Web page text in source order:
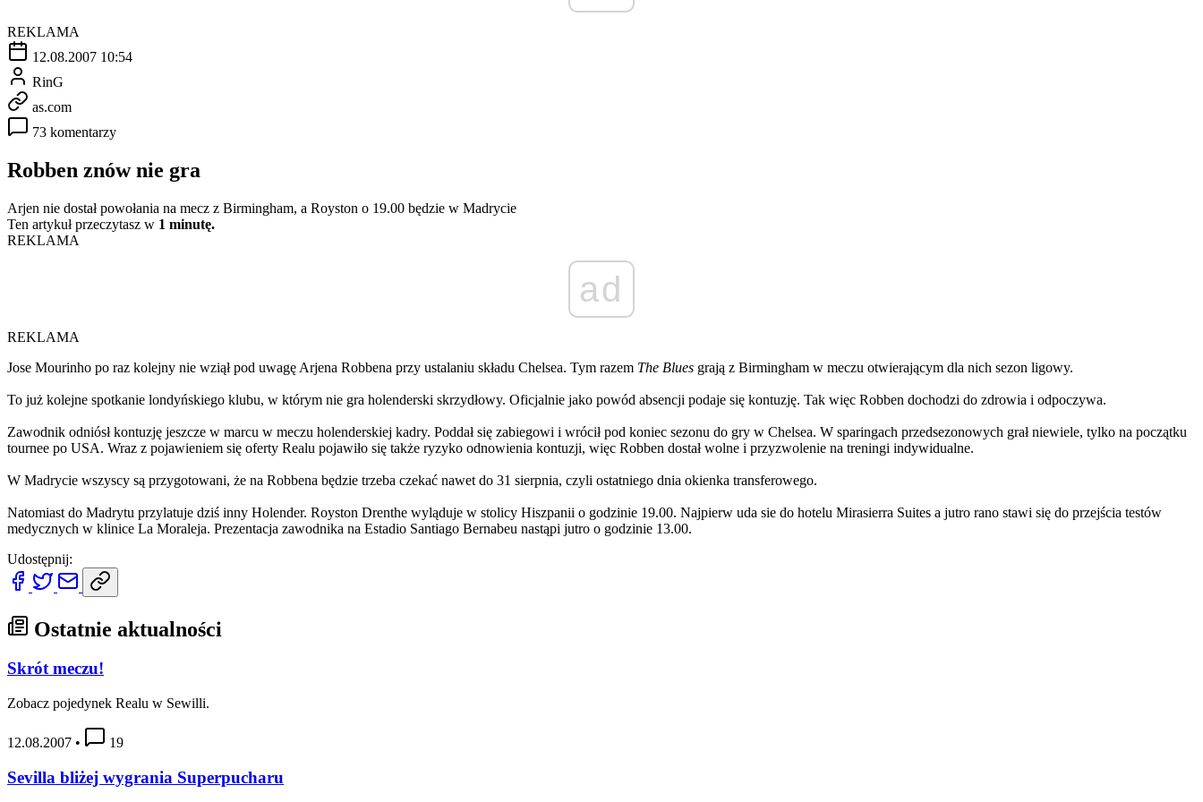
REKLAMA
12.08.2007 10:54
RinG
as.com
73 komentarzy
Robben znów nie gra
Arjen nie dostał powołania na mecz z Birmingham, a Royston o 19.00 będzie w Madrycie
Ten artykuł przeczytasz w 1 minutę.
REKLAMA
ad
REKLAMA
Jose Mourinho po raz kolejny nie wziął pod uwagę Arjena Robbena przy ustalaniu składu Chelsea. Tym razem The Blues grają z Birmingham w meczu otwierającym dla nich sezon ligowy.
To już kolejne spotkanie londyńskiego klubu, w którym nie gra holenderski skrzydłowy. Oficjalnie jako powód absencji podaje się kontuzję. Tak więc Robben dochodzi do zdrowia i odpoczywa.
Zawodnik odniósł kontuzję jeszcze w marcu w meczu holenderskiej kadry. Poddał się zabiegowi i wrócił pod koniec sezonu do gry w Chelsea. W sparingach przedsezonowych grał niewiele, tylko na początku
tournee po USA. Wraz z pojawieniem się oferty Realu pojawiło się także ryzyko odnowienia kontuzji, więc Robben dostał wolne i przyzwolenie na treningi indywidualne.
W Madrycie wszyscy są przygotowani, że na Robbena będzie trzeba czekać nawet do 31 sierpnia, czyli ostatniego dnia okienka transferowego.
Natomiast do Madrytu przylatuje dziś inny Holender. Royston Drenthe wyląduje w stolicy Hiszpanii o godzinie 19.00. Najpierw uda sie do hotelu Mirasierra Suites a jutro rano stawi się do przejścia testów
medycznych w klinice La Moraleja. Prezentacja zawodnika na Estadio Santiago Bernabeu nastąpi jutro o godzinie 13.00.
Udostępnij:
Ostatnie aktualności
Skrót meczu!
Zobacz pojedynek Realu w Sewilli.
12.08.2007 • 19
Sevilla bliżej wygrania Superpucharu